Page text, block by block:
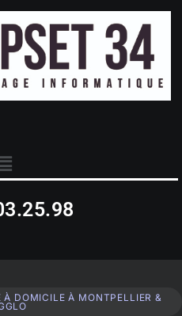
À DOMICILE À MONTPELLIER &